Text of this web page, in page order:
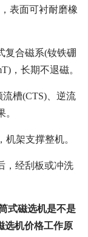
表面可衬耐磨橡
复合磁系(钕铁硼
，长期不退磁。
槽(CTS)、逆流
架支撑整机。
，经刮板或冲洗
式磁选机是不是
选机价格工作原